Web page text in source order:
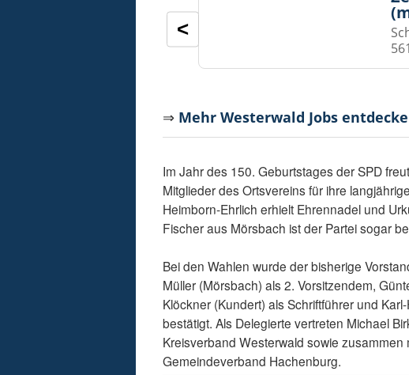
<
⇒ Mehr Westerwald Jobs
Im Jahr des 150. Geburtstages der SPD
Mitglieder des Ortsvereins für ihre
Heimborn-Ehrlich erhielt Ehrennadel und
Fischer aus Mörsbach ist der Partei sogar
Bei den Wahlen wurde der bisherige
Müller (Mörsbach) als 2. Vorsitzendem,
Klöckner (Kundert) als Schriftführer und
bestätigt. Als Delegierte vertreten Michael
Kreisverband Westerwald sowie
Gemeindeverband Hachenburg.